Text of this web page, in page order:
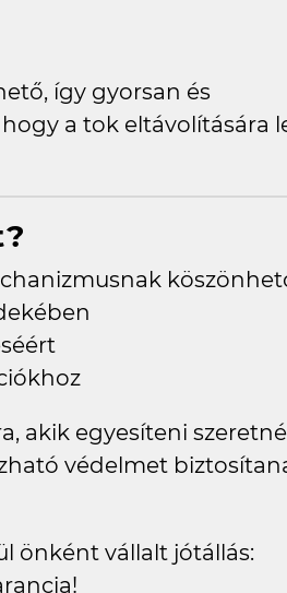
így gyorsan és
a tok eltávolítására
akik egyesíteni
védelmet
önként vállalt jótállás: